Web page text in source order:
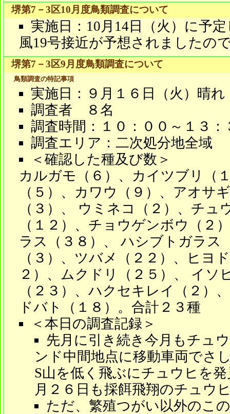
堺第7－3区10月度鳥類調査について
実施日：10月14日（火）に予
風19号接近が予想されましたの
堺第7－3区9月度鳥類調査について
鳥類調査の特記事項
実施日：９月１６日（火）晴
調査者 ８名
調査時間：１０：００～１３：
調査エリア：二次処分地全域
＜確認した種及び数＞
カルガモ（６）、カイツブリ（
（５）、カワウ（９）、アオサ
（３）、 ウミネコ（２）、チュ
（１２）、チョウゲンボウ（２
ラス（３８）、 ハシブトガラス
（３）、ツバメ（２２）、ヒヨ
２）、ムクドリ（２５）、 イソ
（２３）、ハクセキレイ（２）
ドバト（１８）。合計２３種
＜本日の調査記録＞
先月に引き続き今月もチュ
ンド中間地点に移動車両でさ
S山を低く飛ぶにチュウヒを
月２６日も採餌飛翔のチュウ
ただ、繁殖つがい以外のこ